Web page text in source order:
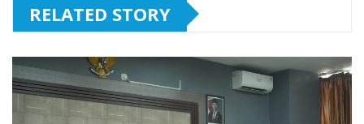
RELATED STORY